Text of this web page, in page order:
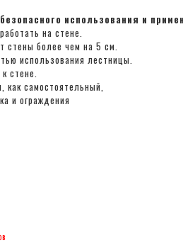
использования и
на стене.
стены более чем на 5 см.
использования лестницы.
стене.
самостоятельный,
и ограждения